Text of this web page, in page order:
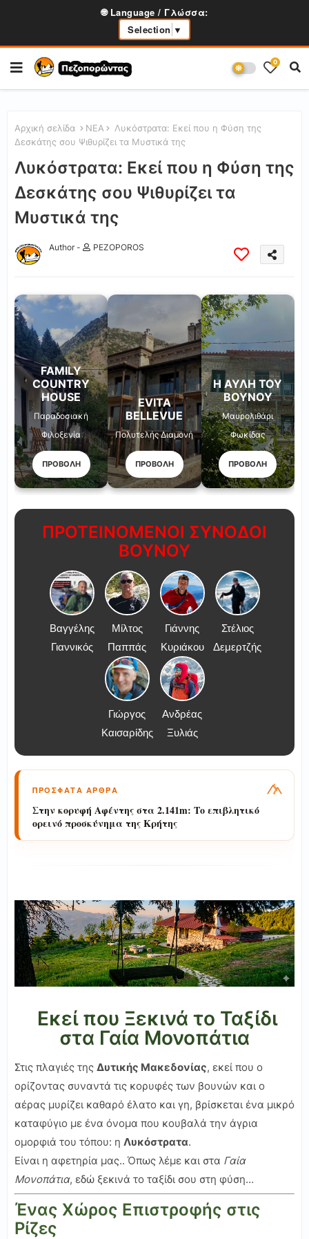
🌐 Language / Γλώσσα:
Selection ▼
0
Αρχική σελίδα ΝΕΑ
Λυκόστρατα: Εκεί που η Φύση της
Δεσκάτης σου Ψιθυρίζει τα Μυστικά της
Λυκόστρατα: Εκεί που η Φύση της
Δεσκάτης σου Ψιθυρίζει τα
Μυστικά της
Author - PEZOPOROS
FAMILY
COUNTRY
HOUSE
Παραδοσιακή
Φιλοξενία
ΠΡΟΒΟΛΗ
EVITA
BELLEVUE
Πολυτελής Διαμονή
ΠΡΟΒΟΛΗ
Η ΑΥΛΉ ΤΟΥ
ΒΟΥΝΟΎ
Μαυρολιθάρι
Φωκίδας
ΠΡΟΒΟΛΗ
ΠΡΟΤΕΙΝΟΜΕΝΟΙ ΣΥΝΟΔΟΙ
ΒΟΥΝΟΥ
Βαγγέλης
Γιαννικός
Μίλτος
Παππάς
Γιάννης
Κυριάκου
Στέλιος
Δεμερτζής
Γιώργος
Καισαρίδης
Ανδρέας
Ξυλιάς
ΠΡΟΣΦΑΤΑ ΑΡΘΡΑ
Στην κορυφή Αφέντης στα 2.141m: Το επιβλητικό
ορεινό προσκύνημα της Κρήτης
Εκεί που Ξεκινά το Ταξίδι
στα Γαία Μονοπάτια
Στις πλαγιές της Δυτικής Μακεδονίας, εκεί που ο
ορίζοντας συναντά τις κορυφές των βουνών και ο
αέρας μυρίζει καθαρό έλατο και γη, βρίσκεται ένα μικρό
καταφύγιο με ένα όνομα που κουβαλά την άγρια
ομορφιά του τόπου: η Λυκόστρατα.
Είναι η αφετηρία μας.. Όπως λέμε και στα Γαία
Μονοπάτια, εδώ ξεκινά το ταξίδι σου στη φύση…
Ένας Χώρος Επιστροφής στις
Ρίζες